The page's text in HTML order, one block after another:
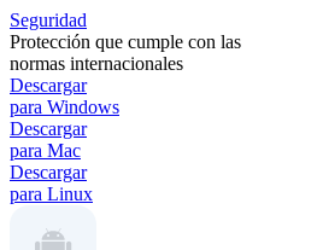
Seguridad
Protección que cumple con las
normas internacionales
Descargar
para Windows
Descargar
para Mac
Descargar
para Linux